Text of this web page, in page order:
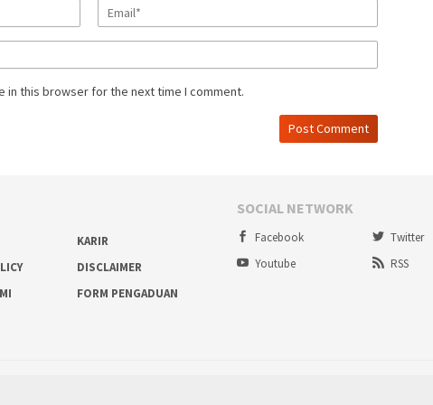
in this browser for the next time I comment.
KARIR
DISCLAIMER
FORM PENGADUAN
SOCIAL NETWORK
Facebook Twitter
Youtube
RSS